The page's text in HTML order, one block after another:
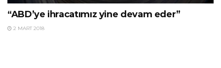
“ABD’ye ihracatımız yine devam eder”
2 MART 2018